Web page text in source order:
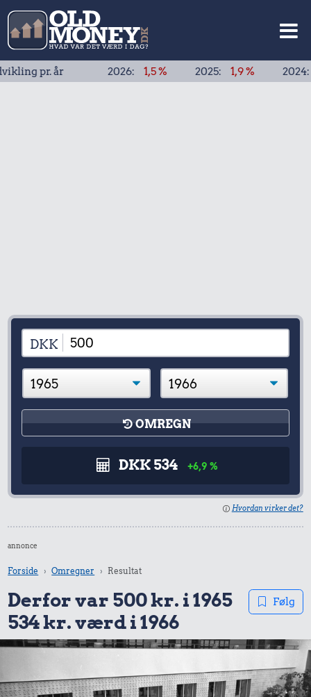
pr. år2026: 1,5 % 2025: 1,9 % 2024: 1,9 %
DKK
OMREGN
DKK 534 +6,9 %
Hvordan virker det?
annonce
Forside Omregner Resultat
Derfor var 500 kr. i 1965
534 kr. værd i 1966
Følg